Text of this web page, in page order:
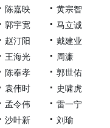
陈嘉映
黄宗智
郭宇宽
马立诚
赵汀阳
戴建业
王海光
周濂
陈奉孝
郭世佑
袁伟时
史啸虎
孟令伟
雷一宁
沙叶新 刘瑜